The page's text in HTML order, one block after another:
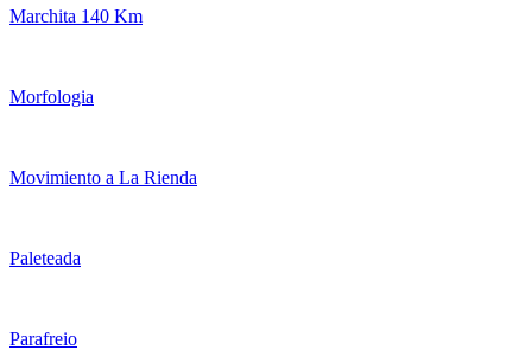
Marchita 140 Km
Morfologia
Movimiento a La Rienda
Paleteada
Parafreio